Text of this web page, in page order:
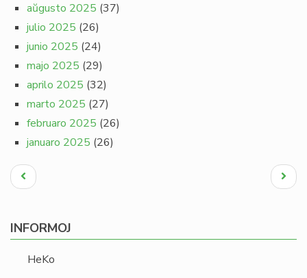
aŭgusto 2025 (37)
julio 2025 (26)
junio 2025 (24)
majo 2025 (29)
aprilo 2025 (32)
marto 2025 (27)
februaro 2025 (26)
januaro 2025 (26)
Pagination
Antaŭa
paĝo
Next
page
INFORMOJ
HeKo